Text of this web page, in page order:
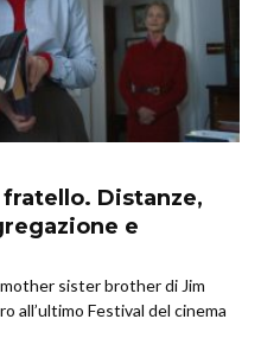
Distanze,
e
sister brother di Jim
all’ultimo Festival del cinema